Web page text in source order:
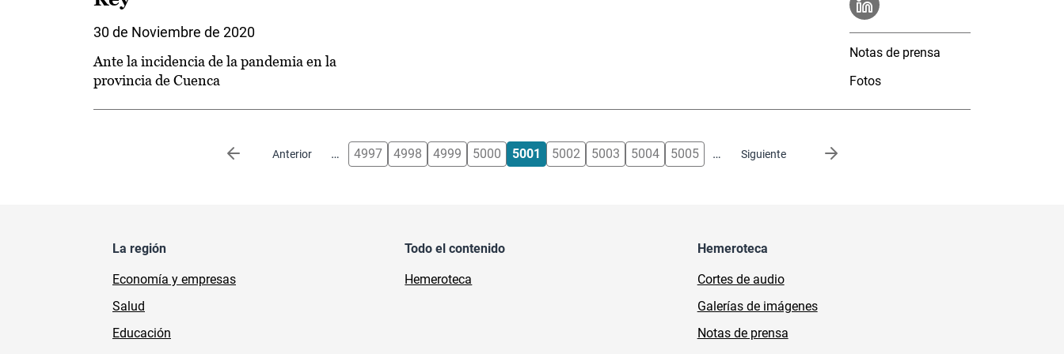
30 de Noviembre de 2020
Ante la incidencia de la pandemia en la
provincia de Cuenca
Notas de prensa
Fotos
Anterior
Página anterior … 4997 4998 4999 5000 5001 5002 5003 5004 5005 … Siguiente
Siguiente página
La región
Economía y empresas
Salud
Educación
Todo el contenido
Hemeroteca
Hemeroteca
Cortes de audio
Galerías de imágenes
Notas de prensa